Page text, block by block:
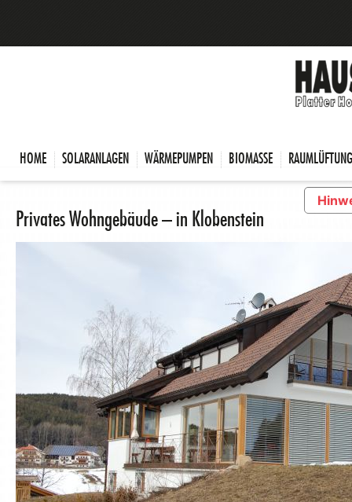
HOME SOLARANLAGEN WÄRMEPUMPEN BIOMASSE RAUMLÜFTUNG
Privates Wohngebäude – in Klobenstein